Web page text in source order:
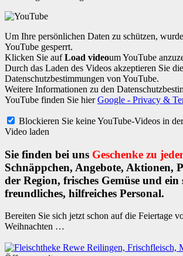
Um Ihre persönlichen Daten zu schützen,
YouTube gesperrt.
Klicken Sie aufLoad videoum YouTube
Durch das Laden des Videos akzeptieren Sie die
Datenschutzbestimmungen von YouTube.
Weitere Informationen zu den
YouTube finden Sie hierGoogle - Privacy &
Blockieren Sie keine YouTube-Videos in
Video laden
Sie finden bei uns Geschenke zu
Schnäppchen, Angebote, Aktionen,
der Region, frisches Gemüse und ein
freundliches, hilfreiches Personal.
Bereiten Sie sich jetzt schon auf die Feiertage
Weihnachten …